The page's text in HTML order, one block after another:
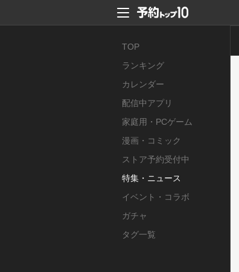
TOP
ランキング
カレンダー
配信中アプリ
家庭用・PCゲーム
漫画・コミック
ストア予約受付中
特集・ニュース
イベント・コラボ
ガチャ
タグ一覧